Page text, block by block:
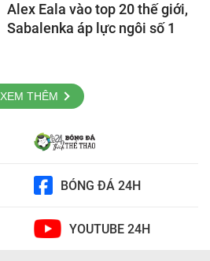
Alex Eala vào top 20 thế giới,
Sabalenka áp lực ngôi số 1
XEM THÊM
BÓNG ĐÁ 24H
YOUTUBE 24H